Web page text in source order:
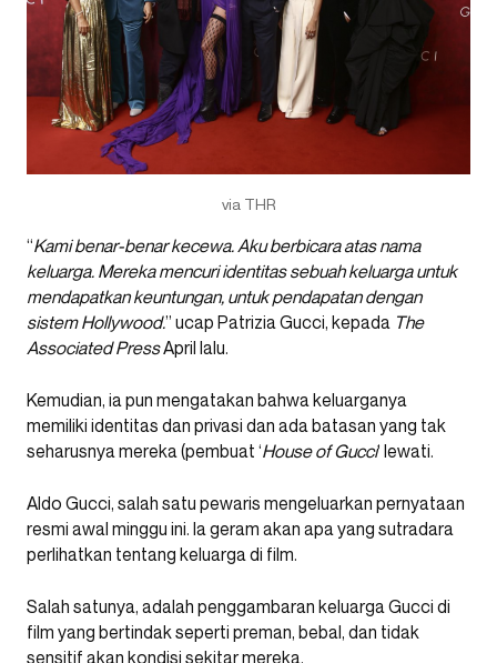
via THR
“Kami benar-benar kecewa. Aku berbicara atas nama
keluarga. Mereka mencuri identitas sebuah keluarga untuk
mendapatkan keuntungan, untuk pendapatan dengan
sistem Hollywood.” ucap Patrizia Gucci, kepada The
Associated PressApril lalu.
Kemudian, ia pun mengatakan bahwa keluarganya
memiliki identitas dan privasi dan ada batasan yang tak
seharusnya mereka (pembuat ‘House of Gucci‘ lewati.
Aldo Gucci, salah satu pewaris mengeluarkan pernyataan
resmi awal minggu ini. Ia geram akan apa yang sutradara
perlihatkan tentang keluarga di film.
Salah satunya, adalah penggambaran keluarga Gucci di
film yang bertindak seperti preman, bebal, dan tidak
sensitif akan kondisi sekitar mereka.